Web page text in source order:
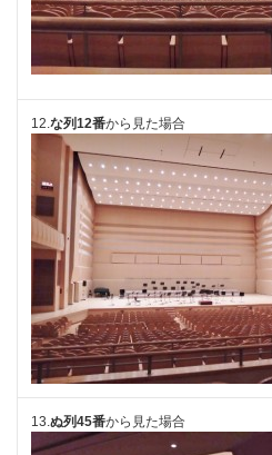
12.な列12番から見た場合
13.ぬ列45番から見た場合